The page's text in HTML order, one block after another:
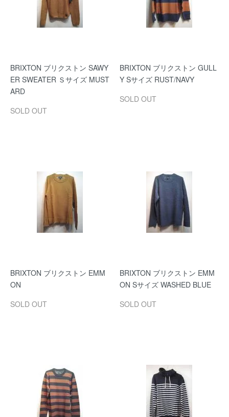
BRIXTON ブリクストン SAWY
ER SWEATER Ｓサイズ MUST
ARD
SOLD OUT
BRIXTON ブリクストン GULL
Y Sサイズ RUST/NAVY
SOLD OUT
BRIXTON ブリクストン EMM
ON
SOLD OUT
BRIXTON ブリクストン EMM
ON Sサイズ WASHED BLUE
SOLD OUT